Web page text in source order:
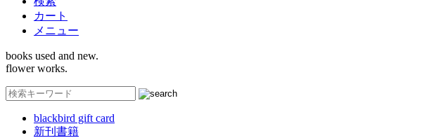
カート
メニュー
books used and new.
flower works.
blackbird gift card
新刊書籍